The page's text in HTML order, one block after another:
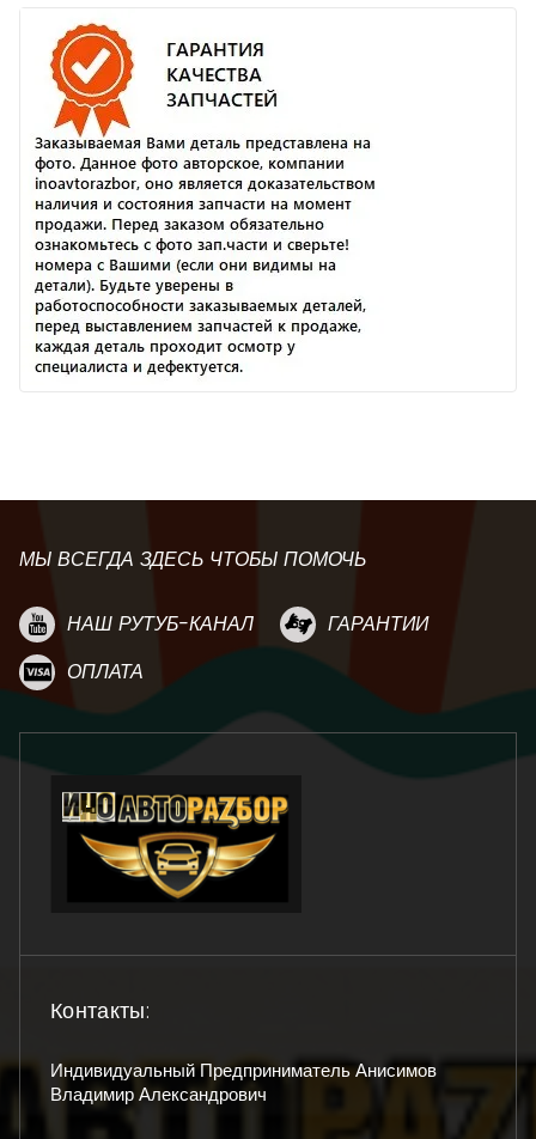
МЫ ВСЕГДА ЗДЕСЬ ЧТОБЫ ПОМОЧЬ
НАШ РУТУБ-КАНАЛ
ГАРАНТИИ
ОПЛАТА
Контакты:
Индивидуальный Предприниматель Анисимов
Владимир Александрович